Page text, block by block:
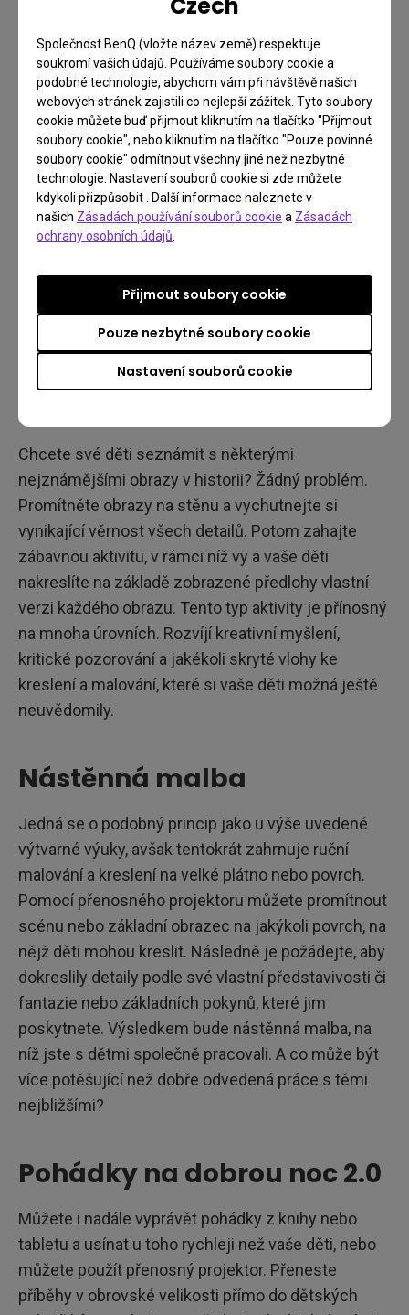
Společnost BenQ (vložte název země) respektuje
soukromí vašich údajů. Používáme soubory cookie a
podobné technologie, abychom vám při návštěvě našich
webových stránek zajistili co nejlepší zážitek. Tyto soubory
cookie můžete buď přijmout kliknutím na tlačítko "Přijmout
soubory cookie", nebo kliknutím na tlačítko "Pouze povinné
soubory cookie" odmítnout všechny jiné než nezbytné
technologie. Nastavení souborů cookie si zde můžete
kdykoli přizpůsobit . Další informace naleznete v
našich Zásadách používání souborů cookie a Zásadách
ochrany osobních údajů
Nastavení souborů cookie
Pouze nezbytné soubory cookie
Přijmout soubory cookie
Umístěte přenosný projektor do kuchyně a
promítejte kuchařky s recepty na stěnu – s jasnými
a ostrými detaily. A zapojte přitom děti do procesu
vaření nebo pečení. Hodně se tím naučí. Například
odměřování a vážení, trochu chemie a biologie a
samozřejmě pocítí také odpovědnost, úspěch či
neúspěch nebo radost z dobře vykonané práce.
Vaření je základní lidská činnost, která nás
spojovala v celé naší historii. Tedy až na to, že
takovým zázračným technologiím, jako jsou
přenosné projektory. Proto neváhejte využít
přínosů, jež máme prakticky na dosah ruky.
Výtvarná výchova
Chcete své děti seznámit s některými
nejznámějšími obrazy v historii? Žádný problém.
Promítněte obrazy na stěnu a vychutnejte si
vynikající věrnost všech detailů. Potom zahajte
zábavnou aktivitu, v rámci níž vy a vaše děti
nakreslíte na základě zobrazené předlohy vlastní
verzi každého obrazu. Tento typ aktivity je přínosný
na mnoha úrovních. Rozvíjí kreativní myšlení,
kritické pozorování a jakékoli skryté vlohy ke
kreslení a malování, které si vaše děti možná ještě
neuvědomily.
Nástěnná malba
Jedná se o podobný princip jako u výše uvedené
výtvarné výuky, avšak tentokrát zahrnuje ruční
malování a kreslení na velké plátno nebo povrch.
Pomocí přenosného projektoru můžete promítnout
scénu nebo základní obrazec na jakýkoli povrch, na
nějž děti mohou kreslit. Následně je požádejte, aby
dokreslily detaily podle své vlastní představivosti či
fantazie nebo základních pokynů, které jim
poskytnete. Výsledkem bude nástěnná malba, na
níž jste s dětmi společně pracovali. A co může být
více potěšující než dobře odvedená práce s těmi
nejbližšími?
Pohádky na dobrou noc 2.0
Můžete i nadále vyprávět pohádky z knihy nebo
tabletu a usínat u toho rychleji než vaše děti, nebo
můžete použít přenosný projektor. Přeneste
příběhy v obrovské velikosti přímo do dětských